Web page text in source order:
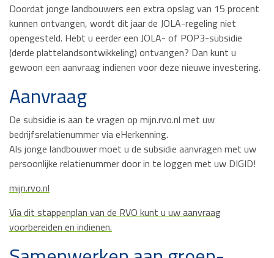
Doordat jonge landbouwers een extra opslag van 15 procent
kunnen ontvangen, wordt dit jaar de JOLA-regeling niet
opengesteld. Hebt u eerder een JOLA- of POP3-subsidie
(derde plattelandsontwikkeling) ontvangen? Dan kunt u
gewoon een aanvraag indienen voor deze nieuwe investering.
Aanvraag
De subsidie is aan te vragen op mijn.rvo.nl met uw
bedrijfsrelatienummer via eHerkenning.
Als jonge landbouwer moet u de subsidie aanvragen met uw
persoonlijke relatienummer door in te loggen met uw DIGID!
mijn.rvo.nl
Via dit stappenplan van de RVO kunt u uw aanvraag
voorbereiden en indienen.